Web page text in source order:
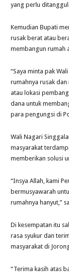
yang perlu
Kemudian Bupati
rusak berat atau
membangun rumah
“Saya minta pak
rumahnya rusak
atau lokasi
dana untuk
para pengungsi di
Wali Nagari
masyarakat
memberikan solusi
“Insya Allah, kami
bermusyawarah
rumahnya hanyut,”
Di kesempatan itu
rasa syukur dan
masyarakat di
“Terima kasih atas